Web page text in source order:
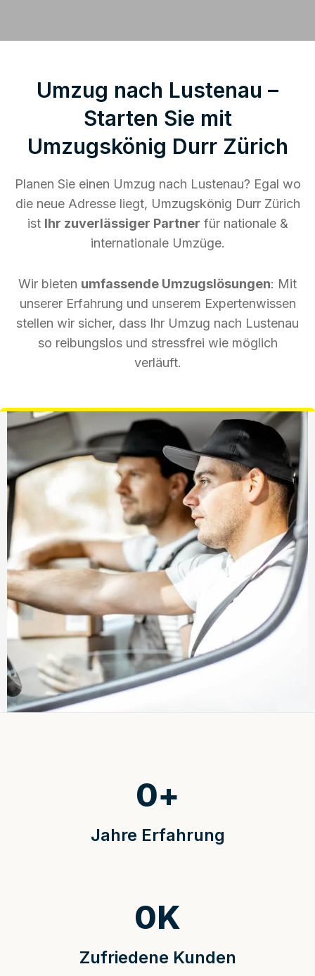
Umzug nach Lustenau –
Starten Sie mit
Umzugskönig Durr Zürich
Planen Sie einen Umzug nach Lustenau? Egal wo
die neue Adresse liegt, Umzugskönig Durr Zürich
ist Ihr zuverlässiger Partner für nationale &
internationale Umzüge.
Wir bieten umfassende Umzugslösungen: Mit
unserer Erfahrung und unserem Expertenwissen
stellen wir sicher, dass Ihr Umzug nach Lustenau
so reibungslos und stressfrei wie möglich
verläuft.
Jahre Erfahrung
0+
Zufriedene Kunden
0K